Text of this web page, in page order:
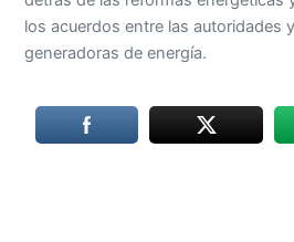
los acuerdos entre las autoridades
generadoras de energía.